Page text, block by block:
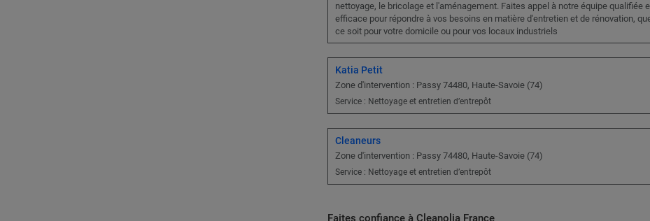
nettoyage, le bricolage et l'aménagement. Faites appel à notre équipe qualifiée
efficace pour répondre à vos besoins en matière d'entretien et de rénovation,
ce soit pour votre domicile ou pour vos locaux industriels
Katia Petit
Zone d'intervention : Passy 74480, Haute-Savoie (74)
Service : Nettoyage et entretien d’entrepôt
Cleaneurs
Zone d'intervention : Passy 74480, Haute-Savoie (74)
Service : Nettoyage et entretien d’entrepôt
Faites confiance à Cleanolia France